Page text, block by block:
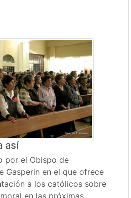
así
por el Obispo de
Gasperin en el que ofrece
a los católicos sobre
en las próximas